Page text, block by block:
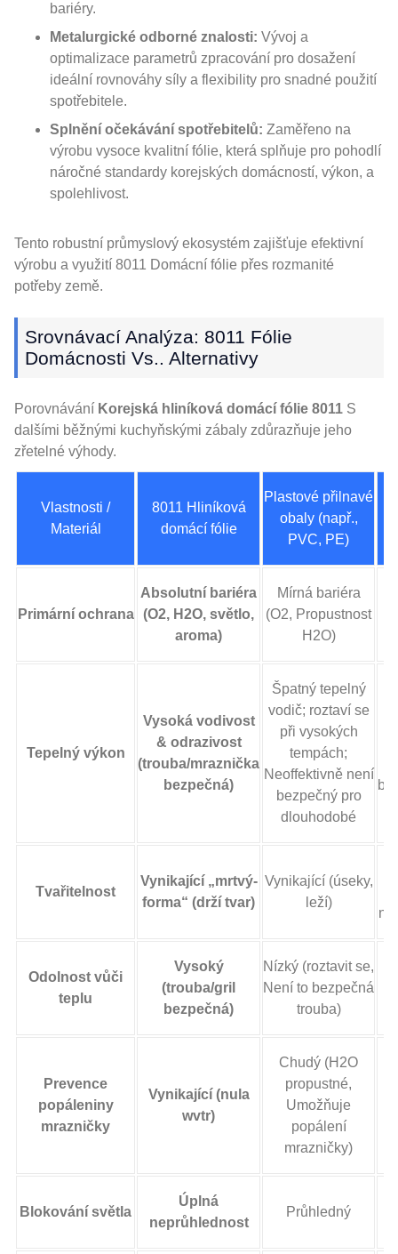
bariéry.
Metalurgické odborné znalosti: Vývoj a
optimalizace parametrů zpracování pro dosažení
ideální rovnováhy síly a flexibility pro snadné použití
spotřebitele.
Splnění očekávání spotřebitelů: Zaměřeno na
výrobu vysoce kvalitní fólie, která splňuje pro pohodlí
náročné standardy korejských domácností, výkon, a
spolehlivost.
Tento robustní průmyslový ekosystém zajišťuje efektivní
výrobu a využití 8011 Domácní fólie přes rozmanité
potřeby země.
Srovnávací Analýza: 8011 Fólie
Domácnosti Vs.. Alternativy
Porovnávání Korejská hliníková domácí fólie 8011 S
dalšími běžnými kuchyňskými zábaly zdůrazňuje jeho
zřetelné výhody.
Vlastnosti /
Materiál
8011 Hliníková
domácí fólie
Plastové přilnavé
obaly (např.,
PVC, PE)
Primární ochrana
Absolutní bariéra
(O2, H2O, světlo,
aroma)
Mírná bariéra
(O2, Propustnost
H2O)
Tepelný výkon
Vysoká vodivost
& odrazivost
(trouba/mraznička
bezpečná)
Špatný tepelný
vodič; roztaví se
při vysokých
tempách;
Neoffektivně není
bezpečný pro
dlouhodobé
Tvařitelnost
Vynikající „mrtvý-
forma“ (drží tvar)
Vynikající (úseky,
leží)
Odolnost vůči
teplu
Vysoký
(trouba/gril
bezpečná)
Nízký (roztavit se,
Není to bezpečná
trouba)
Prevence
popáleniny
mrazničky
Vynikající (nula
wvtr)
Chudý (H2O
propustné,
Umožňuje
popálení
mrazničky)
Blokování světla
Úplná
neprůhlednost
Průhledný